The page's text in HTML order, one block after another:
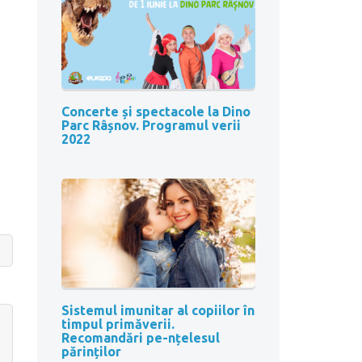
Concerte și spectacole la Dino
Parc Râșnov. Programul verii
2022
Sistemul imunitar al copiilor în
timpul primăverii.
Recomandări pe-nțelesul
părinților